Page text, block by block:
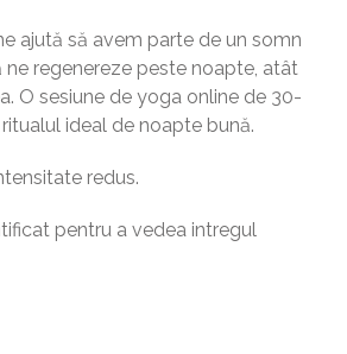
ajută să avem parte de un somn
ne regenereze peste noapte, atât
O sesiune de yoga online de 30-
ideal de noapte bună.
redus.
pentru a vedea intregul